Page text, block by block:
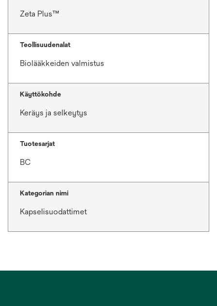
Zeta Plus™
Teollisuudenalat
Biolääkkeiden valmistus
Käyttökohde
Keräys ja selkeytys
Tuotesarjat
BC
Kategorian nimi
Kapselisuodattimet